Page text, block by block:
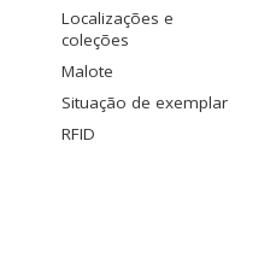
Localizações e
coleções
Malote
Situação de exemplar
RFID